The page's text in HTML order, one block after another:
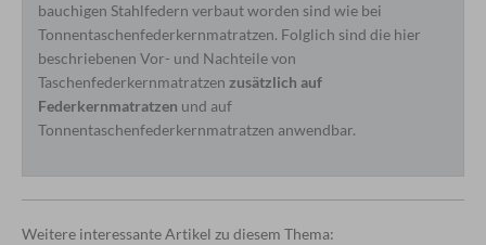
bauchigen Stahlfedern verbaut worden sind wie bei
Tonnentaschenfederkernmatratzen. Folglich sind die hier
beschriebenen Vor- und Nachteile von
Taschenfederkernmatratzen zusätzlich auf
Federkernmatratzen und auf
Tonnentaschenfederkernmatratzen anwendbar.
Weitere interessante Artikel zu diesem Thema: